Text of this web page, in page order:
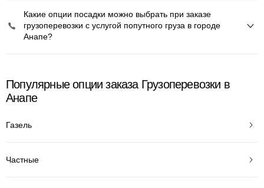
Какие опции посадки можно выбрать при заказе
грузоперевозки с услугой попутного груза в городе
Анапе?
Популярные опции заказа Грузоперевозки в
Анапе
Газель
Частные